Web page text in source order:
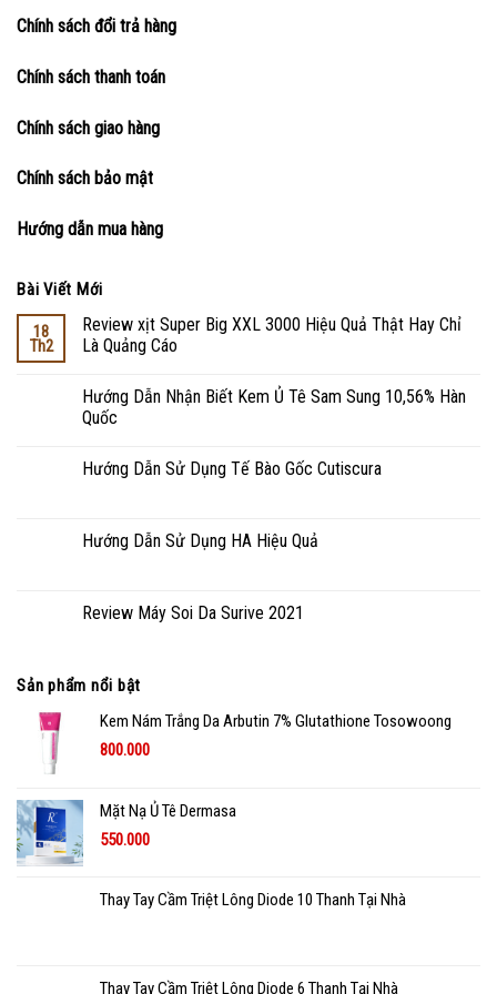
Chính sách đổi trả hàng
Chính sách thanh toán
Chính sách giao hàng
Chính sách bảo mật
Hướng dẫn mua hàng
Bài Viết Mới
18
Th2
Review xịt Super Big XXL 3000 Hiệu Quả Thật Hay Chỉ
Là Quảng Cáo
Hướng Dẫn Nhận Biết Kem Ủ Tê Sam Sung 10,56% Hàn
Quốc
Hướng Dẫn Sử Dụng Tế Bào Gốc Cutiscura
Hướng Dẫn Sử Dụng HA Hiệu Quả
Review Máy Soi Da Surive 2021
Sản phẩm nổi bật
Kem Nám Trắng Da Arbutin 7% Glutathione Tosowoong
800.000
Mặt Nạ Ủ Tê Dermasa
550.000
Thay Tay Cầm Triệt Lông Diode 10 Thanh Tại Nhà
Thay Tay Cầm Triệt Lông Diode 6 Thanh Tại Nhà